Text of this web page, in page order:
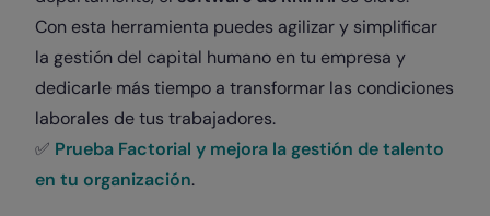
Con esta herramienta puedes agilizar y simplificar
la gestión del capital humano en tu empresa y
dedicarle más tiempo a transformar las condiciones
laborales de tus trabajadores.
✅ Prueba Factorial y mejora la gestión de talento
en tu organización.